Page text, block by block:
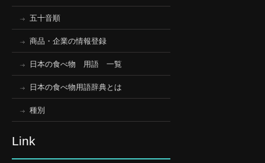
五十音順
商品・企業の情報登録
日本の食べ物 用語 一覧
日本の食べ物用語辞典とは
種別
Link